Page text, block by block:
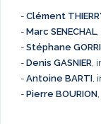
- Clément
- Marc SENECHAL
- Stéphane
- Denis GASNIER,
- Antoine BARTI,
- Pierre BOURION